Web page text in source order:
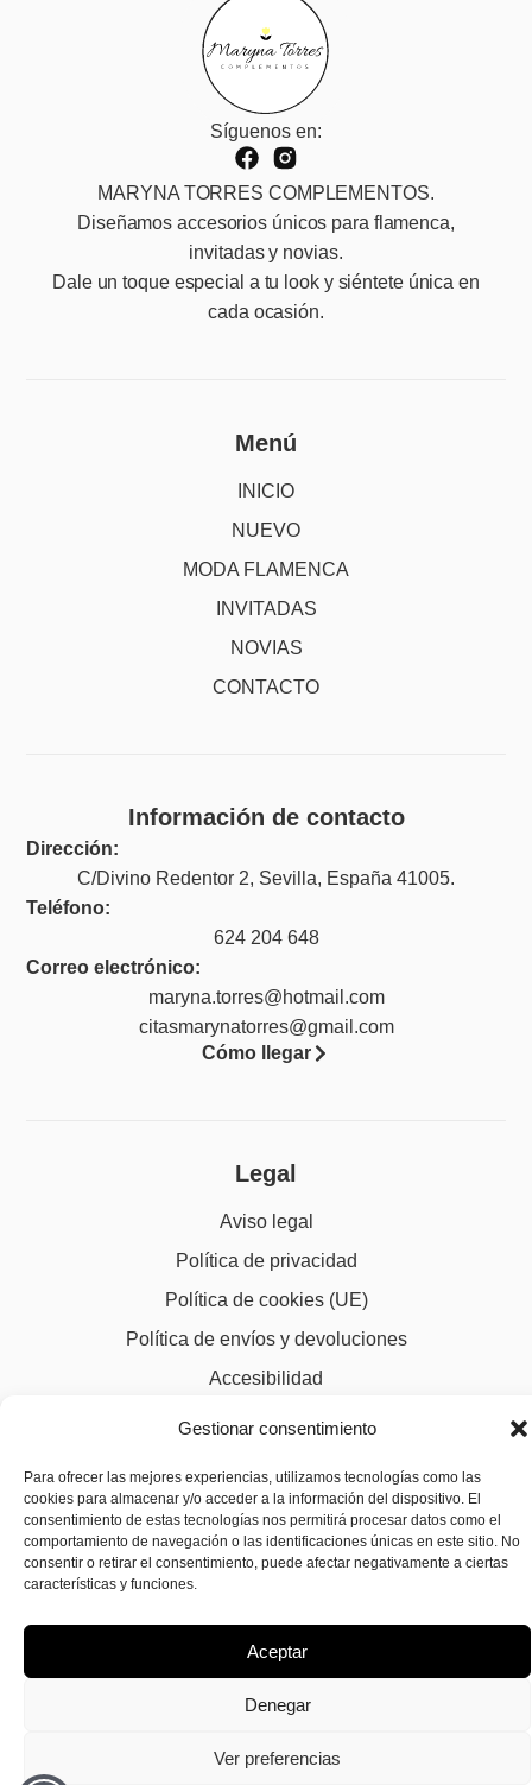
Gestionar consentimiento
Para ofrecer las mejores experiencias, utilizamos tecnologías como las
cookies para almacenar y/o acceder a la información del dispositivo. El
consentimiento de estas tecnologías nos permitirá procesar datos como el
comportamiento de navegación o las identificaciones únicas en este sitio. No
consentir o retirar el consentimiento, puede afectar negativamente a ciertas
características y funciones.
Aceptar
Denegar
Ver preferencias
Síguenos en:
MARYNA TORRES COMPLEMENTOS.
Diseñamos accesorios únicos para flamenca,
invitadas y novias.
Dale un toque especial a tu look y siéntete única en
cada ocasión.
Menú
INICIO
NUEVO
MODA FLAMENCA
INVITADAS
NOVIAS
CONTACTO
Información de contacto
Dirección:
C/Divino Redentor 2, Sevilla, España 41005.
Teléfono:
624 204 648
Correo electrónico:
maryna.torres@hotmail.com
citasmarynatorres@gmail.com
Cómo llegar
Legal
Aviso legal
Política de privacidad
Política de cookies (UE)
Política de envíos y devoluciones
Accesibilidad